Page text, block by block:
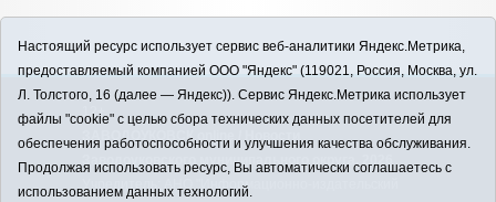
12+
ЗАВОДОУКОВСК online / Новости
Заводоуковского муниципального округа, 2026
Учредитель: АНО "Информационно-издательский
Настоящий ресурс использует сервис веб-аналитики Яндекс.Метрика,
предоставляемый компанией ООО "Яндекс" (119021, Россия, Москва, ул.
Л. Толстого, 16 (далее — Яндекс)). Сервис Яндекс.Метрика использует
файлы "cookie" с целью сбора технических данных посетителей для
обеспечения работоспособности и улучшения качества обслуживания.
Продолжая использовать ресурс, Вы автоматически соглашаетесь с
использованием данных технологий.